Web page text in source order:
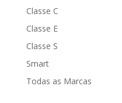
Classe C
Classe E
Classe S
Smart
Todas as Marcas